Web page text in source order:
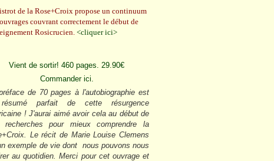
de la Rose+Croix propose un continuum
couvrant correctement le début de
Rosicrucien.<cliquer ici>
Vient de sortir! 460 pages. 29.90€
Commander ici.
de 70 pages à l'autobiographie est
parfait de cette résurgence
! J'aurai aimé avoir cela au début de
recherches pour mieux comprendre la
Le récit de Marie Louise Clemens
exemple de vie dont nous pouvons nous
au quotidien. Merci pour cet ouvrage et